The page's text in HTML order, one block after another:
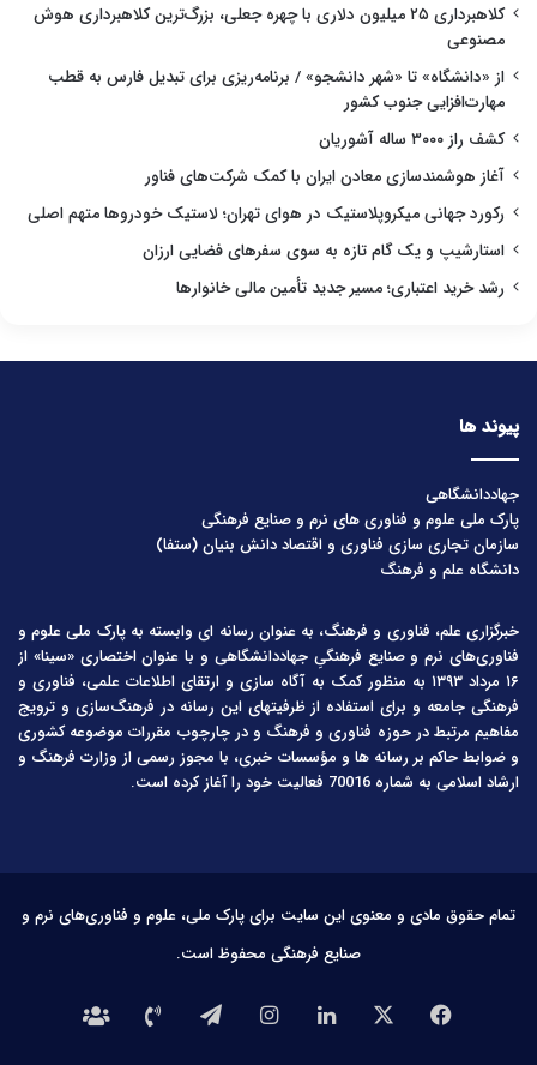
کلاهبرداری ۲۵ میلیون دلاری با چهره جعلی، بزرگ‌ترین کلاهبرداری هوش
مصنوعی
از «دانشگاه» تا «شهر دانشجو» / برنامه‌ریزی برای تبدیل فارس به قطب
مهارت‌افزایی جنوب کشور
کشف راز ۳۰۰۰ ساله آشوریان
آغاز هوشمندسازی معادن ایران با کمک شرکت‌های فناور
رکورد جهانی میکروپلاستیک در هوای تهران؛ لاستیک خودروها متهم اصلی
استارشیپ و یک گام تازه به سوی سفرهای فضایی ارزان
رشد خرید اعتباری؛ مسیر جدید تأمین مالی خانوارها
پیوند ها
جهاددانشگاهی
پارک ملی علوم و فناوری های نرم و صنایع فرهنگی
سازمان تجاری سازی فناوری و اقتصاد دانش بنیان (ستفا)
دانشگاه علم و فرهنگ
خبرگزاری علم، فناوری و فرهنگ، به عنوان رسانه ای وابسته به پارک ملی علوم و
فناوری‌های نرم و صنایع فرهنگیِ جهاددانشگاهی و با عنوان اختصاری «سینا» از
۱۶ مرداد ۱۳۹۳ به منظور کمک به آگاه سازی و ارتقای اطلاعات علمی، فناوری و
فرهنگی جامعه و برای استفاده از ظرفیتهای این رسانه در فرهنگ‌سازی و ترویج
مفاهیم مرتبط در حوزه فناوری و فرهنگ و در چارچوب مقررات موضوعه کشوری
و ضوابط حاکم بر رسانه ها و مؤسسات خبری، با مجوز رسمی از وزارت فرهنگ و
ارشاد اسلامی به شماره 70016 فعالیت خود را آغاز کرده است.
تمام حقوق مادی و معنوی این سایت برای پارک ملی، علوم و فناوری‌های نرم و
صنایع فرهنگی محفوظ است.
فیس
لینکدیناینستاگرامتلگرامتماس درباره